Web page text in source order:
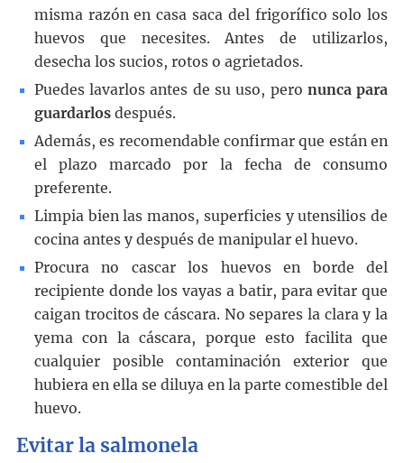
misma razón en casa saca del frigorífico solo los
huevos que necesites. Antes de utilizarlos,
desecha los sucios, rotos o agrietados.
Puedes lavarlos antes de su uso, pero nunca para
guardarlosdespués.
Además, es recomendable confirmar que están en
el plazo marcado por la fecha de consumo
preferente.
Limpia bien las manos, superficies y utensilios de
cocina antes y después de manipular el huevo.
Procura no cascar los huevos en borde del
recipiente donde los vayas a batir, para evitar que
caigan trocitos de cáscara. No separes la clara y la
yema con la cáscara, porque esto facilita que
cualquier posible contaminación exterior que
hubiera en ella se diluya en la parte comestible del
huevo.
Evitar la salmonela